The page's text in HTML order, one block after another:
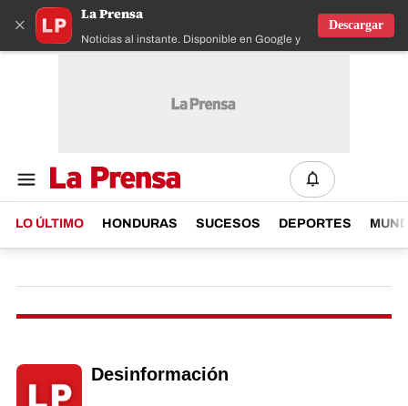
×
La Prensa
Noticias al instante. Disponible en Google y IOS
Descargar
LO ÚLTIMO HONDURAS SUCESOS DEPORTES
Desinformación